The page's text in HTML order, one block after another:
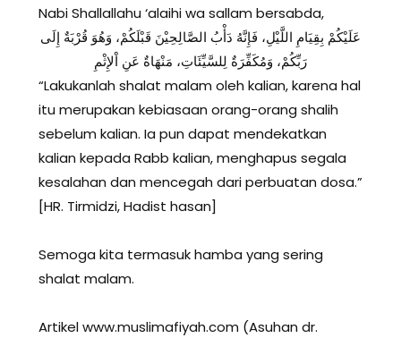
Nabi Shallallahu ‘alaihi wa sallam bersabda,
ﻋَﻠَﻴْﻜُﻢْ ﺑِﻘِﻴَﺎﻡِ ﺍﻟﻠَّﻴْﻞِ، ﻓَﺈِﻧَّﻪُ ﺩَﺃْﺏُ ﺍﻟﺼَّﺎﻟِﺤِﻴْﻦَ ﻗَﺒْﻠَﻜُﻢْ، ﻭَﻫُﻮَ ﻗُﺮْﺑَﺔٌ ﺇِﻟَﻰ
ﺭَﺑِّﻜُﻢْ، ﻭَﻣُﻜَﻔِّﺮَﺓٌ ﻟِﻠﺴَّﻴِّﺌَﺎﺕِ، ﻣَﻨْﻬَﺎﺓٌ ﻋَﻦِ ﺍْﻹِﺛْﻢِ
“Lakukanlah shalat malam oleh kalian, karena hal
itu merupakan kebiasaan orang-orang shalih
sebelum kalian. Ia pun dapat mendekatkan
kalian kepada Rabb kalian, menghapus segala
kesalahan dan mencegah dari perbuatan dosa.”
[HR. Tirmidzi, Hadist hasan]
Semoga kita termasuk hamba yang sering
shalat malam.
Artikel www.muslimafiyah.com (Asuhan dr.